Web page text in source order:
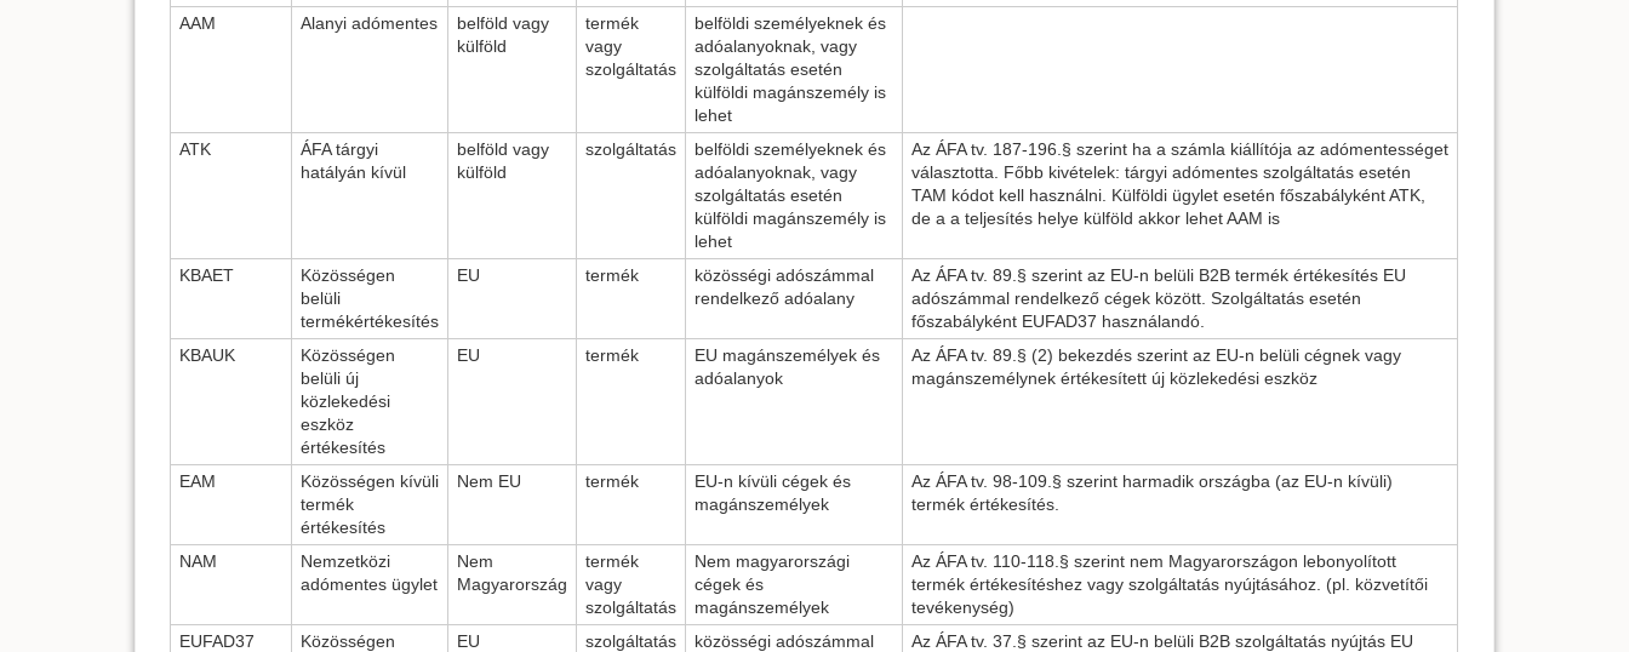
AAM
Alanyi adómentes
belföld vagy
külföld
termék
vagy
szolgáltatás
belföldi személyeknek és
adóalanyoknak, vagy
szolgáltatás esetén
külföldi magánszemély is
lehet
ATK
ÁFA tárgyi
hatályán kívül
belföld vagy
külföld
szolgáltatás
belföldi személyeknek és
adóalanyoknak, vagy
szolgáltatás esetén
külföldi magánszemély is
lehet
Az ÁFA tv. 187-196.§ szerint ha a számla kiállítója az adómentességet
választotta. Főbb kivételek: tárgyi adómentes szolgáltatás esetén
TAM kódot kell használni. Külföldi ügylet esetén főszabályként ATK,
de a a teljesítés helye külföld akkor lehet AAM is
KBAET
Közösségen
belüli
termékértékesítés
EU termék
közösségi adószámmal
rendelkező adóalany
Az ÁFA tv. 89.§ szerint az EU-n belüli B2B termék értékesítés EU
adószámmal rendelkező cégek között. Szolgáltatás esetén
főszabályként EUFAD37 használandó.
KBAUK
Közösségen
belüli új
közlekedési
eszköz
értékesítés
EU termék
EU magánszemélyek és
adóalanyok
Az ÁFA tv. 89.§ (2) bekezdés szerint az EU-n belüli cégnek vagy
magánszemélynek értékesített új közlekedési eszköz
EAM
Közösségen kívüli
termék
értékesítés
Nem EU termék
EU-n kívüli cégek és
magánszemélyek
Az ÁFA tv. 98-109.§ szerint harmadik országba (az EU-n kívüli)
termék értékesítés.
NAM
Nemzetközi
adómentes ügylet
Nem
Magyarország
termék
vagy
szolgáltatás
Nem magyarországi
cégek és
magánszemélyek
Az ÁFA tv. 110-118.§ szerint nem Magyarországon lebonyolított
termék értékesítéshez vagy szolgáltatás nyújtásához. (pl. közvetítői
tevékenység)
EUFAD37
Közösségen
EU szolgáltatás
közösségi adószámmal
Az ÁFA tv. 37.§ szerint az EU-n belüli B2B szolgáltatás nyújtás EU